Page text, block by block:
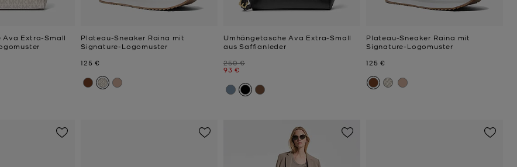
Ava Extra-Small
Plateau-Sneaker Raina mit
Signature-Logomuster
Jetzt
125 €
Umhängetasche Ava Extra-Small
aus Saffianleder
Zuvor
250 €
Jetzt
93 €
Plateau-Sneaker Raina mit
Signature-Logomuster
Jetzt
125 €